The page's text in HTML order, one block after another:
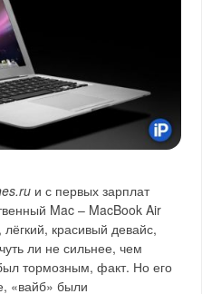
и с первых зарплат
Mac – MacBook Air
красивый девайс,
ли не сильнее, чем
тормозным, факт. Но его
«вайб» были